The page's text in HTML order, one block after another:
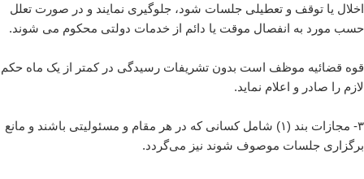
اخلال یا توقف و تعطیلی جلسات شود، جلوگیری نمایند و در صورت تعلل
حسب مورد به انفصال موقت یا دائم از خدمات دولتی محکوم می شوند.
قوه قضائیه موظف است بدون تشریفات رسیدگی در کمتر از یک ماه حکم
لازم را صادر و اعلام نماید.
۳- مجازات بند (۱) شامل کسانی که در هر مقام و مسئولیتی باشند و مانع
برگزاری جلسات موصوف شوند نیز می‌گردد.